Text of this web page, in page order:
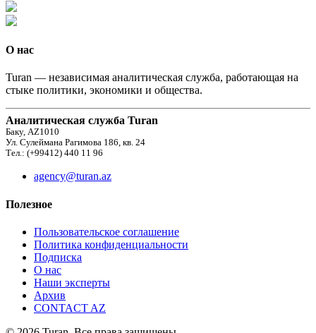
О нас
Turan — независимая аналитическая служба, работающая на
стыке политики, экономики и общества.
Аналитическая служба Turan
Баку, AZ1010
Ул. Сулеймана Рагимова 186, кв. 24
Тел.: (+99412) 440 11 96
agency@turan.az
Полезное
Пользовательское соглашение
Политика конфиденциальности
Подписка
О нас
Наши эксперты
Архив
CONTACT AZ